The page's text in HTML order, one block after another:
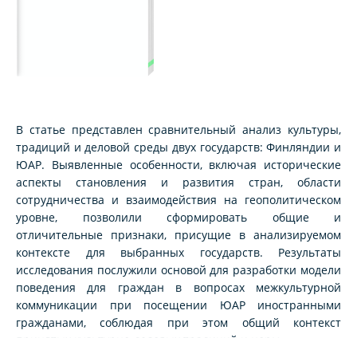
В статье представлен сравнительный анализ культуры,
традиций и деловой среды двух государств: Финляндии и
ЮАР. Выявленные особенности, включая исторические
аспекты становления и развития стран, области
сотрудничества и взаимодействия на геополитическом
уровне, позволили сформировать общие и
отличительные признаки, присущие в анализируемом
контексте для выбранных государств. Результаты
исследования послужили основой для разработки модели
поведения для граждан в вопросах межкультурной
коммуникации при посещении ЮАР иностранными
гражданами, соблюдая при этом общий контекст